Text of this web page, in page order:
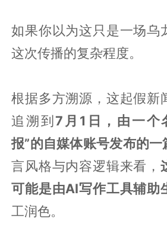
如果你以为这只是一场乌
这次传播的复杂程度。
根据多方溯源，这起假新
追溯到7月1日，由一个
报”的自媒体账号发布的一
言风格与内容逻辑来看，
可能是由AI写作工具辅助
工润色。